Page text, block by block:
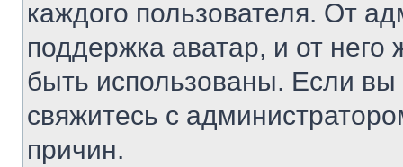
каждого пользователя. От
поддержка аватар, и от него
быть использованы. Если
свяжитесь с
причин.